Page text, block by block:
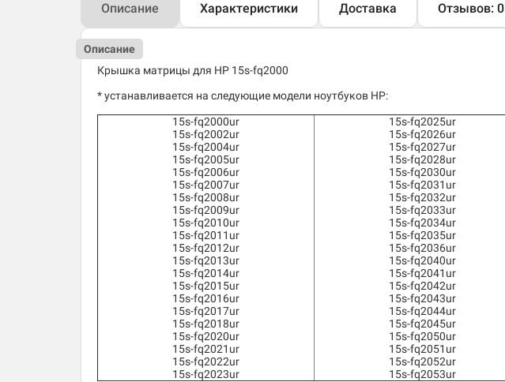
Описание Характеристики Доставка Отзывов: 0
Описание
Крышка матрицы для HP 15s-fq2000
* устанавливается на следующие модели ноутбуков HP:
15s-fq2000ur
15s-fq2002ur
15s-fq2004ur
15s-fq2005ur
15s-fq2006ur
15s-fq2007ur
15s-fq2008ur
15s-fq2009ur
15s-fq2010ur
15s-fq2011ur
15s-fq2012ur
15s-fq2013ur
15s-fq2014ur
15s-fq2015ur
15s-fq2016ur
15s-fq2017ur
15s-fq2018ur
15s-fq2020ur
15s-fq2021ur
15s-fq2022ur
15s-fq2023ur
15s-fq2025ur
15s-fq2026ur
15s-fq2027ur
15s-fq2028ur
15s-fq2030ur
15s-fq2031ur
15s-fq2032ur
15s-fq2033ur
15s-fq2034ur
15s-fq2035ur
15s-fq2036ur
15s-fq2040ur
15s-fq2041ur
15s-fq2042ur
15s-fq2043ur
15s-fq2044ur
15s-fq2045ur
15s-fq2050ur
15s-fq2051ur
15s-fq2052ur
15s-fq2053ur